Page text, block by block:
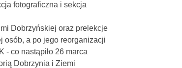
fotograficzna i sekcja
Dobrzyńskiej oraz prelekcje
osób, a po jego reorganizacji
- co nastąpiło 26 marca
Dobrzynia i Ziemi